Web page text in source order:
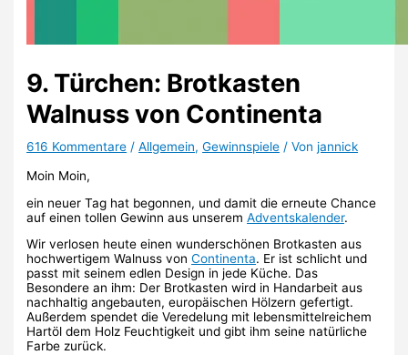
9. Türchen: Brotkasten
Walnuss von Continenta
616 Kommentare /Allgemein,Gewinnspiele / Vonjannick
Moin Moin,
ein neuer Tag hat begonnen, und damit die erneute Chance
auf einen tollen Gewinn aus unseremAdventskalender.
Wir verlosen heute einen wunderschönen Brotkasten aus
hochwertigem Walnuss vonContinenta. Er ist schlicht und
passt mit seinem edlen Design in jede Küche. Das
Besondere an ihm: Der Brotkasten wird in Handarbeit aus
nachhaltig angebauten, europäischen Hölzern gefertigt.
Außerdem spendet die Veredelung mit lebensmittelreichem
Hartöl dem Holz Feuchtigkeit und gibt ihm seine natürliche
Farbe zurück.